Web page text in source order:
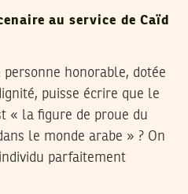
au service de Caïd
personne honorable, dotée
puisse écrire que le
« la figure de proue du
le monde arabe » ? On
parfaitement